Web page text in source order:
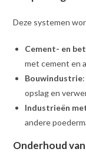
Deze systemen
Cement- en
met cement en
Bouwindustrie
opslag en
Industrieën
andere
Onderhoud